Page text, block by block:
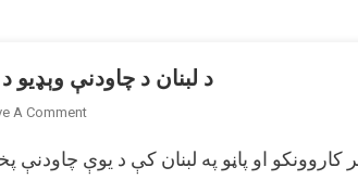
د لبنان د چاودنې
A CommentOn
لبنان
کاروونکو او پاڼو په لبنان کې د یوې